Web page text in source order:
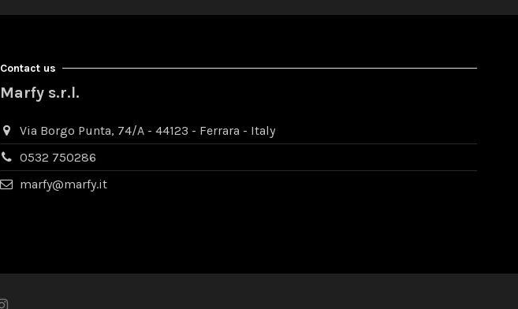
Contact us
Marfy s.r.l.
Via Borgo Punta, 74/A - 44123 - Ferrara - Italy
0532 750286
marfy@marfy.it